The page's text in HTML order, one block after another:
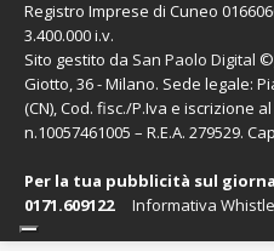
Registro Imprese di Cuneo
3.400.000 i.v.
Sito gestito da San Paolo Digital ©
Giotto, 36 - Milano. Sede legale:
(CN), Cod. fisc./P.Iva e iscrizione
n.10057461005 – R.E.A. 279529.
Per la tua pubblicità sul
0171.609122
Informativa